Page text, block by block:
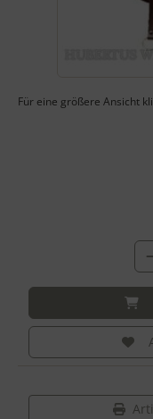
Für eine größere Ansicht